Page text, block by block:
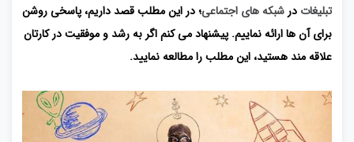
تبلیغات در شبکه های اجتماعی؛ در این مطلب قصد داریم، پاسخی روشن
برای آن ها ارائه نماییم. پیشنهاد می کنم اگر به رشد و موفقیت در کارتان
علاقه مند هستید، این مطلب را مطالعه نمایید.